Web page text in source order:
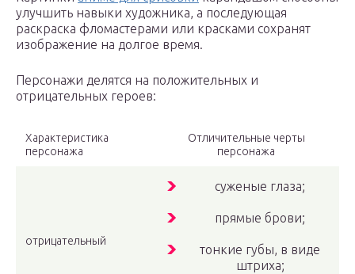
улучшить навыки художника, а последующая
раскраска фломастерами или красками сохранят
изображение на долгое время.
Персонажи делятся на положительных и
отрицательных героев:
Характеристика
персонажа
Отличительные черты
персонажа
отрицательный
суженые глаза;
прямые брови;
тонкие губы, в виде
штриха;